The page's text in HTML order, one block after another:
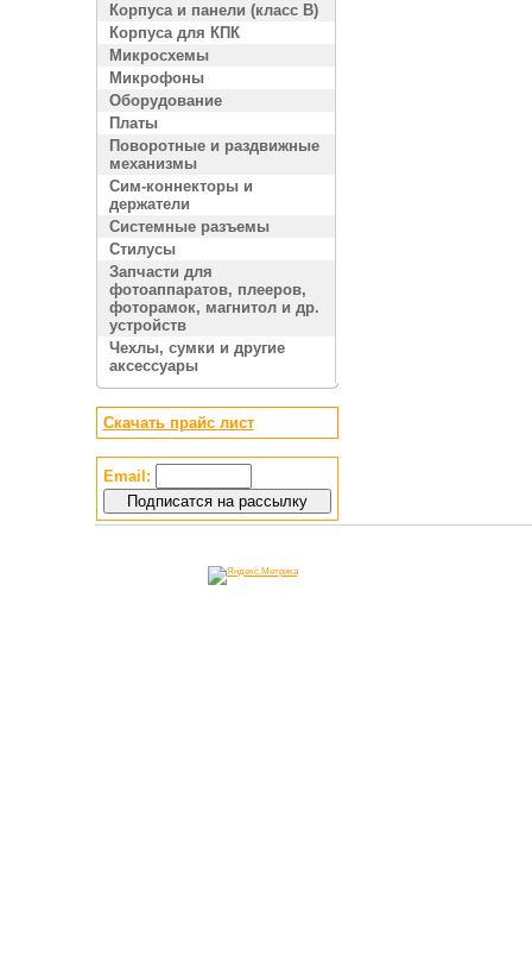
Корпуса и панели (класс B)
Корпуса для КПК
Микросхемы
Микрофоны
Оборудование
Платы
Поворотные и раздвижные
механизмы
Сим-коннекторы и
держатели
Системные разъемы
Стилусы
Запчасти для
фотоаппаратов, плееров,
фоторамок, магнитол и др.
устройств
Чехлы, сумки и другие
аксессуары
Скачать прайс лист
Email: